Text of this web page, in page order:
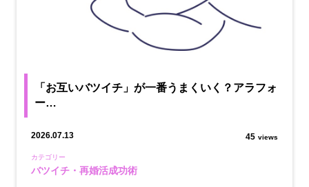
「お互いバツイチ」が一番うまくいく？アラフォ
ー…
2026.07.13 45 views
カテゴリー
バツイチ・再婚活成功術